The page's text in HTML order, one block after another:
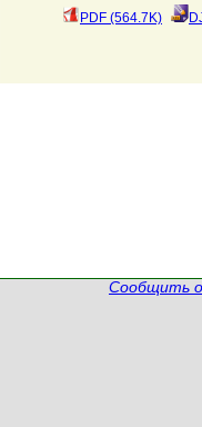
PDF (564.7K)
Сообщить о